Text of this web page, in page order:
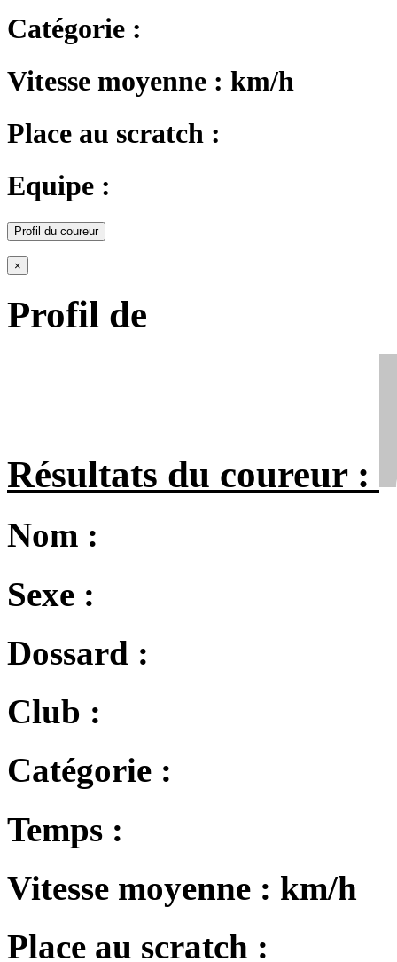
Catégorie :
Vitesse moyenne : km/h
Place au scratch :
Equipe :
Profil du coureur
×
Profil de
Résultats du coureur :
Nom :
Sexe :
Dossard :
Club :
Catégorie :
Temps :
Vitesse moyenne : km/h
Place au scratch :